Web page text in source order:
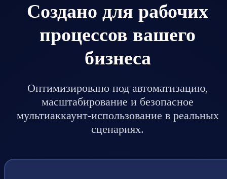
Создано для рабочих
процессов вашего
бизнеса
Оптимизировано под автоматизацию,
масштабирование и безопасное
мультиаккаунт-использование в реальных
сценариях.